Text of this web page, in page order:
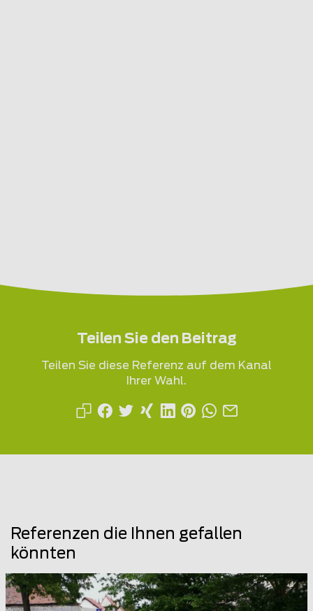
Teilen Sie den Beitrag
Teilen Sie diese Referenz auf dem Kanal
Ihrer Wahl.
Referenzen die Ihnen gefallen
könnten